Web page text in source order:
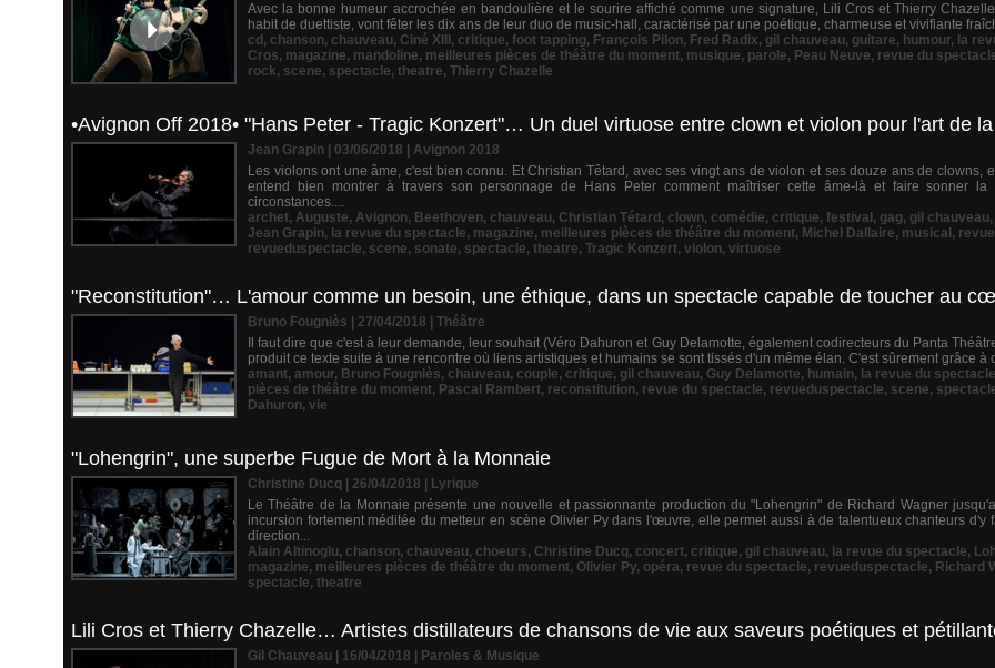
Avec la bonne humeur accrochée en bandoulière et le sourire affiché comme une signature, Lili Cros et Thierry
habit de duettiste, vont fêter les dix ans de leur duo de music-hall, caractérisé par une poétique, charmeuse et vivifiante
cd , chanson, chauveau, Ciné XIII , critique, foot tapping, François Pilon, Fred Radix, gil chauveau, guitare, humour, la
Cros, magazine, mandoline, meilleures pièces de théâtre du moment, musique, parole, Peau Neuve, revue du
rock, scene, spectacle, theatre, Thierry Chazelle
•Avignon Off 2018• "Hans Peter - Tragic Konzert"… Un duel virtuose entre clown et violon pour l'art de
Jean Grapin | 03/06/2018
Avignon 2018
Les violons ont une âme, c'est bien connu. Et Christian Têtard, avec ses vingt ans de violon et ses douze ans de clowns,
entend bien montrer à travers son personnage de Hans Peter comment maîtriser cette âme-là et faire sonner la
circonstances....
archet, Auguste, Avignon, Beethoven, chauveau, Christian Tétard , clown, comédie, critique, festival , gag, gil chauveau,
Jean Grapin, la revue du spectacle, magazine, meilleures pièces de théâtre du moment, Michel Dallaire, musical ,
revueduspectacle, scene, sonate, spectacle, theatre, Tragic Konzert, violon, virtuose
"Reconstitution"… L'amour comme un besoin, une éthique, dans un spectacle capable de toucher au
Bruno Fougniès | 27/04/2018
Théâtre
Il faut dire que c'est à leur demande, leur souhait (Véro Dahuron et Guy Delamotte, également codirecteurs du Panta
produit ce texte suite à une rencontre où liens artistiques et humains se sont tissés d'un même élan. C'est sûrement grâce à
amant, amour, Bruno Fougniès, chauveau, couple, critique, gil chauveau, Guy Delamotte, humain, la revue du spectacle
pièces de théâtre du moment, Pascal Rambert, reconstitution, revue du spectacle, revueduspectacle, scene,
Dahuron, vie
"Lohengrin", une superbe Fugue de Mort à la Monnaie
Christine Ducq | 26/04/2018
Lyrique
Le Théâtre de la Monnaie présente une nouvelle et passionnante production du "Lohengrin" de Richard Wagner
incursion fortement méditée du metteur en scène Olivier Py dans l'œuvre, elle permet aussi à de talentueux chanteurs d'y
direction...
Alain Altinoglu, chanson, chauveau, choeurs, Christine Ducq, concert, critique, gil chauveau, la revue du spectacle,
magazine, meilleures pièces de théâtre du moment, Olivier Py, opéra, revue du spectacle, revueduspectacle, Richard
spectacle, theatre
Lili Cros et Thierry Chazelle… Artistes distillateurs de chansons de vie aux saveurs poétiques et
Gil Chauveau | 16/04/2018
Paroles & Musique